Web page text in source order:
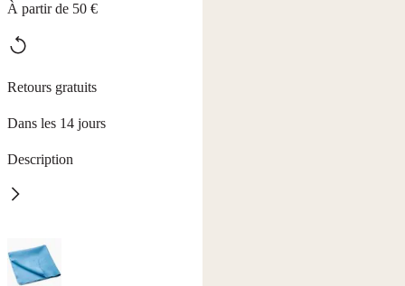
À partir de 50 €
Retours gratuits
Dans les 14 jours
Description
HAKAWERK est le spécialiste de tout ce qui brille : laques
délicates, écrans, meubles haute brillance ou verre – ses fibres ultra-